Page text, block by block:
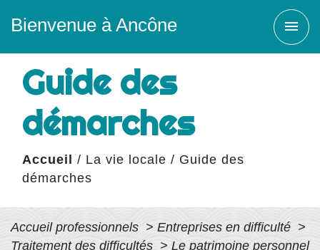
Bienvenue à Ancône menu
Guide des
démarches
Accueil / La vie locale / Guide des
démarches
Accueil professionnels > Entreprises en difficulté >
Traitement des difficultés > Le patrimoine personnel